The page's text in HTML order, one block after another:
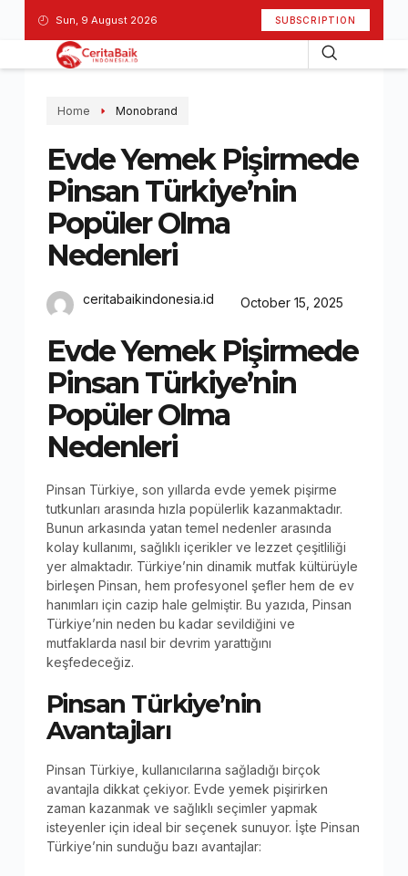
Sun, 9 August 2026 SUBSCRIPTION
Home Monobrand
Evde Yemek Pişirmede
Pinsan Türkiye’nin
Popüler Olma
Nedenleri
ceritabaikindonesia.id October 15, 2025
Evde Yemek Pişirmede
Pinsan Türkiye’nin
Popüler Olma
Nedenleri
Pinsan Türkiye, son yıllarda evde yemek pişirme
tutkunları arasında hızla popülerlik kazanmaktadır.
Bunun arkasında yatan temel nedenler arasında
kolay kullanımı, sağlıklı içerikler ve lezzet çeşitliliği
yer almaktadır. Türkiye’nin dinamik mutfak kültürüyle
birleşen Pinsan, hem profesyonel şefler hem de ev
hanımları için cazip hale gelmiştir. Bu yazıda, Pinsan
Türkiye’nin neden bu kadar sevildiğini ve
mutfaklarda nasıl bir devrim yarattığını
keşfedeceğiz.
Pinsan Türkiye’nin
Avantajları
Pinsan Türkiye, kullanıcılarına sağladığı birçok
avantajla dikkat çekiyor. Evde yemek pişirirken
zaman kazanmak ve sağlıklı seçimler yapmak
isteyenler için ideal bir seçenek sunuyor. İşte Pinsan
Türkiye’nin sunduğu bazı avantajlar: